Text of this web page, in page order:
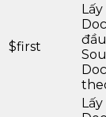
$first
Lấy
Lấy